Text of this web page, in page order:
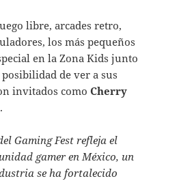
libre, arcades retro,
los más pequeños
en la Zona Kids junto
posibilidad de ver a sus
invitados comoCherry
.
Gaming Fest refleja el
gamer en México, un
se ha fortalecido